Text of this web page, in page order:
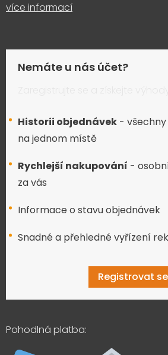
více informací
Nemáte u nás účet?
Historii objednávek -
na jednom místě
Rychlejší nakupování -
za vás
Informace o stavu objednávek
Snadné a přehledné vyřízení
Registrovat se
Pohodlná platba: